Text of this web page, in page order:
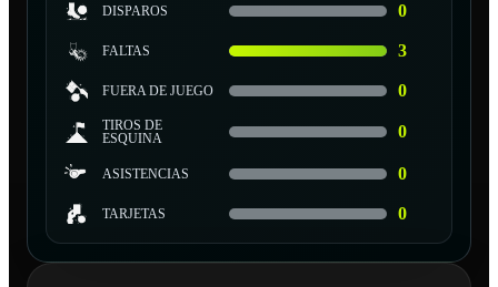
DISPAROS 0
FALTAS 3
FUERA DE JUEGO 0
TIROS DE
ESQUINA
0
ASISTENCIAS 0
TARJETAS 0